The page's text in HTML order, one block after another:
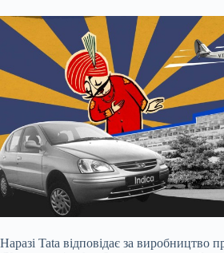
Наразі Tata відповідає за виробництво